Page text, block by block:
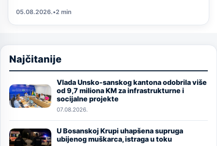
05.08.2026.•2 min
Najčitanije
Image
Vlada Unsko-sanskog kantona odobrila više
od 9,7 miliona KM za infrastrukturne i
socijalne projekte
07.08.2026.
Image
U Bosanskoj Krupi uhapšena supruga
ubijenog muškarca, istraga u toku